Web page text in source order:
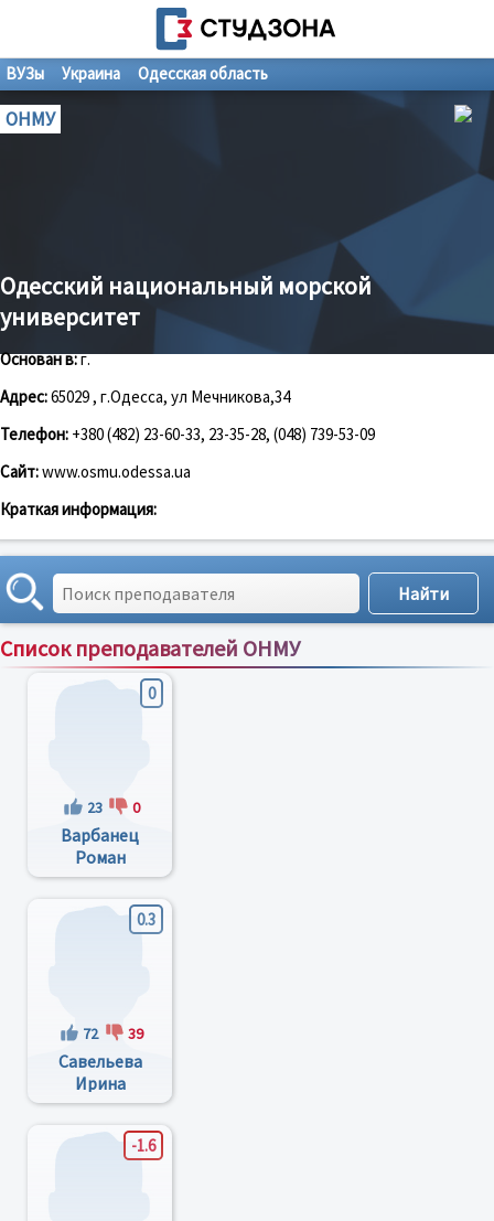
ВУЗы Украина Одесская область
ОНМУ
Одесский национальный морской
университет
Основан в:г.
Адрес:65029 , г.Одесса, ул Мечникова,34
Телефон: +380 (482) 23-60-33, 23-35-28, (048) 739-53-09
Сайт:www.osmu.odessa.ua
Краткая информация:
Список преподавателей ОНМУ
Сортировка по:имени;рейтингу;отзывам
0
23 0
Варбанец
Роман
Анатольевич
0.3
72 39
Савельева
Ирина
Владиславовна
-1.6